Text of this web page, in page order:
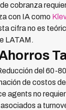
cobranza
con IA como
cifra no es
LATAM.
del 60-
de costos
agents no
a